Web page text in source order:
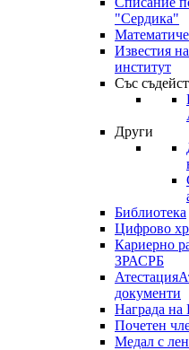
"Сердика"
Известия
институт
Със
Други
Библиотека
Цифрово
Кариерно
ЗРАСРБ
Атестация
документи
Награда
Почетен
Медал с